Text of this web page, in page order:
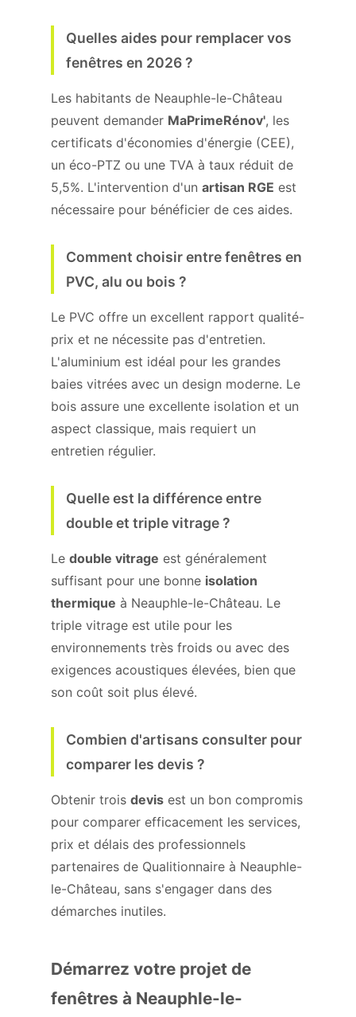
Quelles aides pour remplacer vos
fenêtres en 2026 ?
Les habitants de Neauphle-le-Château
peuvent demander MaPrimeRénov', les
certificats d'économies d'énergie (CEE),
un éco-PTZ ou une TVA à taux réduit de
5,5%. L'intervention d'un artisan RGE est
nécessaire pour bénéficier de ces aides.
Comment choisir entre fenêtres en
PVC, alu ou bois ?
Le PVC offre un excellent rapport qualité-
prix et ne nécessite pas d'entretien.
L'aluminium est idéal pour les grandes
baies vitrées avec un design moderne. Le
bois assure une excellente isolation et un
aspect classique, mais requiert un
entretien régulier.
Quelle est la différence entre
double et triple vitrage ?
Le double vitrage est généralement
suffisant pour une bonne isolation
thermique à Neauphle-le-Château. Le
triple vitrage est utile pour les
environnements très froids ou avec des
exigences acoustiques élevées, bien que
son coût soit plus élevé.
Combien d'artisans consulter pour
comparer les devis ?
Obtenir trois devis est un bon compromis
pour comparer efficacement les services,
prix et délais des professionnels
partenaires de Qualitionnaire à Neauphle-
le-Château, sans s'engager dans des
démarches inutiles.
Démarrez votre projet de
fenêtres à Neauphle-le-